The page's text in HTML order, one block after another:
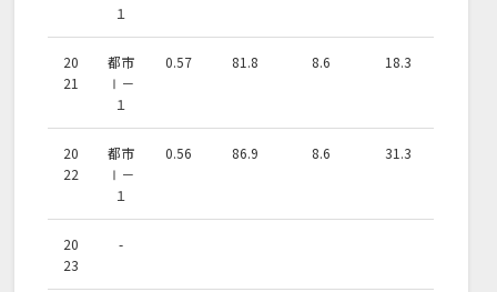
１
20
21
都市
Ⅰ－
１
0.57 81.8 8.6 18.3
20
22
都市
Ⅰ－
１
0.56 86.9 8.6 31.3
20
23
-